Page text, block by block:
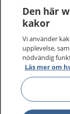
På 1177.se
sjukdomar
Logga in för
vårdärenden.
1177 ger dig
Den här
kakor
Vi använder
upplevelse,
nödvändig
Läs mer om